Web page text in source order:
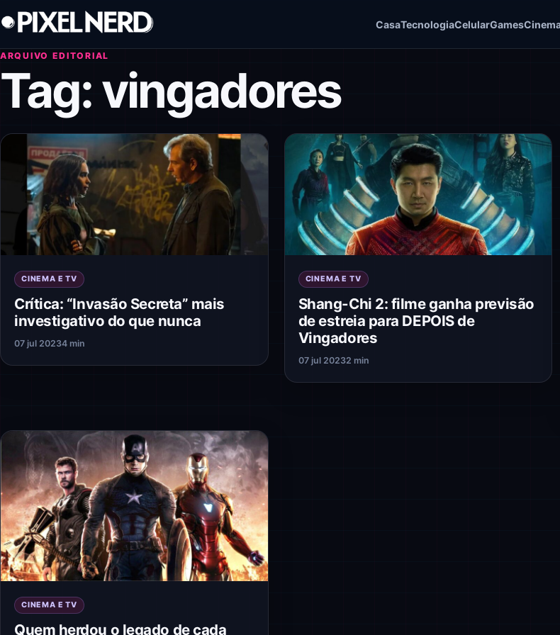
Pular para o conteúdo
CasaTecnologiaCelularGames
ARQUIVO EDITORIAL
Tag:vingadores
CINEMA E TV
Crítica: “Invasão Secreta” mais
investigativo do que nunca
07 jul 20234 min
CINEMA E TV
Shang-Chi 2: filme ganha previsão
de estreia para DEPOIS de
Vingadores
07 jul 20232 min
CINEMA E TV
Quem herdou o legado de cada